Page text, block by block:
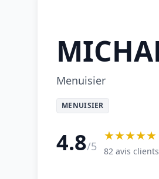
Menuisier
MENUISIER
4.8/5
★★★★★
82 avis clients